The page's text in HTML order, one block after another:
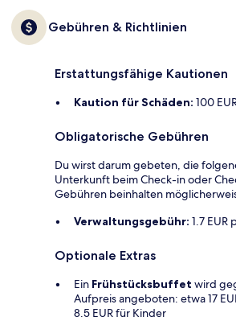
Gebühren & Richtlinien
Erstattungsfähige Kautionen
Kaution für Schäden: 100
Obligatorische Gebühren
Du wirst darum gebeten, die
Unterkunft beim Check-in oder
Gebühren beinhalten
Verwaltungsgebühr: 1.7 EUR
Optionale Extras
Ein Frühstücksbuffet wird
Aufpreis angeboten: etwa 17
8.5 EUR für Kinder